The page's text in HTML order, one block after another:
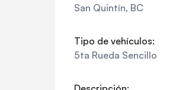
San Quintín, BC
Tipo de vehículos:
5ta Rueda Sencillo